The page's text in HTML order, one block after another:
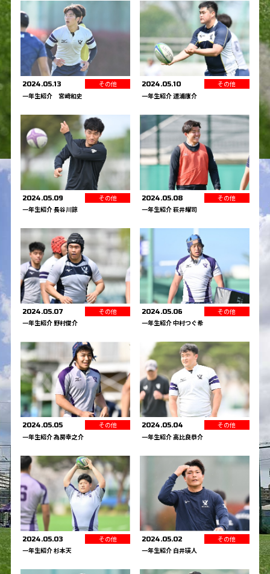
2024.05.13
その他
一年生紹介 宮﨑和史
2024.05.10
その他
一年生紹介 道浦康介
2024.05.09
その他
一年生紹介 長谷川諒
2024.05.08
その他
一年生紹介 萩井耀司
2024.05.07
その他
一年生紹介 野村俊介
2024.05.06
その他
一年生紹介 中村つぐ希
2024.05.05
その他
一年生紹介 為房幸之介
2024.05.04
その他
一年生紹介 高比良恭介
2024.05.03
その他
一年生紹介 杉本天
2024.05.02
その他
一年生紹介 白井瑛人